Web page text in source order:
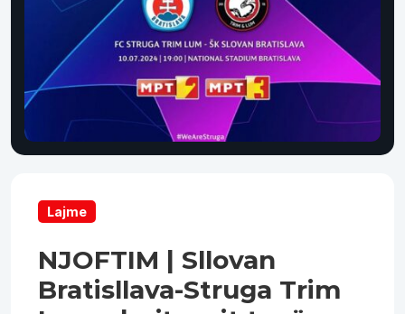
Lajme
NJOFTIM | Sllovan
Bratisllava-Struga Trim